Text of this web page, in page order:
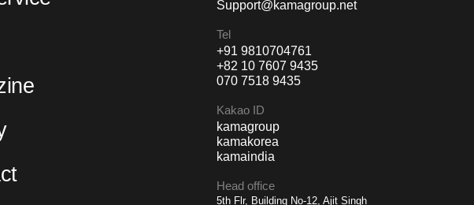
Support@kamagroup.net
Tel
+91 9810704761
+82 10 7607 9435
070 7518 9435
Kakao ID
kamagroup
kamakorea
kamaindia
Head office
5th Flr, Building No-12, Ajit Singh